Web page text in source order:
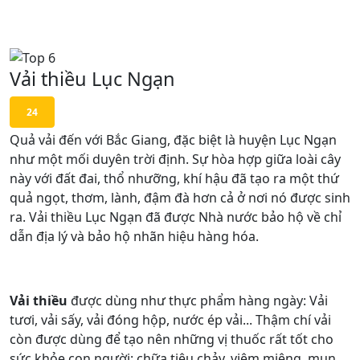
Vải thiều Lục Ngạn
24
Quả vải đến với Bắc Giang, đặc biệt là huyện Lục Ngạn
như một mối duyên trời định. Sự hòa hợp giữa loài cây
này với đất đai, thổ nhưỡng, khí hậu đã tạo ra một thứ
quả ngọt, thơm, lành, đậm đà hơn cả ở nơi nó được sinh
ra. Vải thiều Lục Ngạn đã được Nhà nước bảo hộ về chỉ
dẫn địa lý và bảo hộ nhãn hiệu hàng hóa.
Vải thiều được dùng như thực phẩm hàng ngày: Vải
tươi, vải sấy, vải đóng hộp, nước ép vải... Thậm chí vải
còn được dùng để tạo nên những vị thuốc rất tốt cho